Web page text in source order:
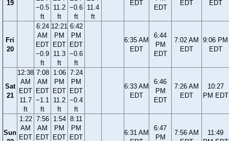
19
−0.5
ft
11.2
ft
−0.6
ft
11.4
ft
EDT
EDT
EDT EDT
Fri
20
6:24
AM
EDT
−0.9
ft
12:21
PM
EDT
11.3
ft
6:42
PM
EDT
−0.6
ft
6:35 AM
EDT
6:44
PM
EDT
7:02 AM
EDT
9:06 PM
EDT
Sat
21
12:38
AM
EDT
11.7
ft
7:08
AM
EDT
−1.1
ft
1:06
PM
EDT
11.2
ft
7:24
PM
EDT
−0.4
ft
6:33 AM
EDT
6:46
PM
EDT
7:26 AM
EDT
10:27
PM EDT
Sun
1:22
AM
EDT
7:56
AM
EDT
1:54
PM
EDT
8:11
PM
EDT
6:31 AM
6:47
PM
7:56 AM
11:49